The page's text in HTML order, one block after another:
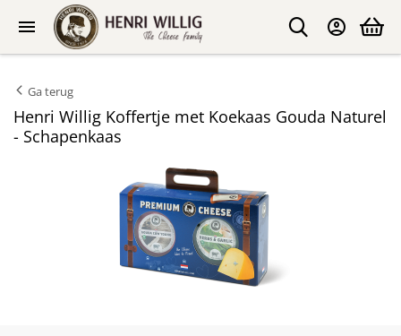
Ga terug
Henri Willig Koffertje met Koekaas Gouda Naturel
- Schapenkaas